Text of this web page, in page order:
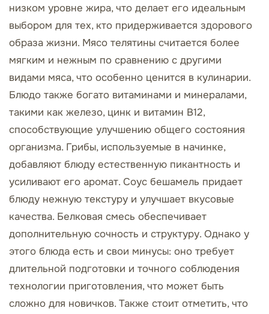
низком уровне жира, что делает его идеальным
выбором для тех, кто придерживается здорового
образа жизни. Мясо телятины считается более
мягким и нежным по сравнению с другими
видами мяса, что особенно ценится в кулинарии.
Блюдо также богато витаминами и минералами,
такими как железо, цинк и витамин B12,
способствующие улучшению общего состояния
организма. Грибы, используемые в начинке,
добавляют блюду естественную пикантность и
усиливают его аромат. Соус бешамель придает
блюду нежную текстуру и улучшает вкусовые
качества. Белковая смесь обеспечивает
дополнительную сочность и структуру. Однако у
этого блюда есть и свои минусы: оно требует
длительной подготовки и точного соблюдения
технологии приготовления, что может быть
сложно для новичков. Также стоит отметить, что